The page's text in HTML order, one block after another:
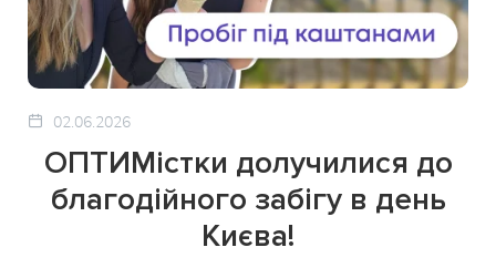
02.06.2026
ОПТИМістки долучилися до
благодійного забігу в день
Києва!